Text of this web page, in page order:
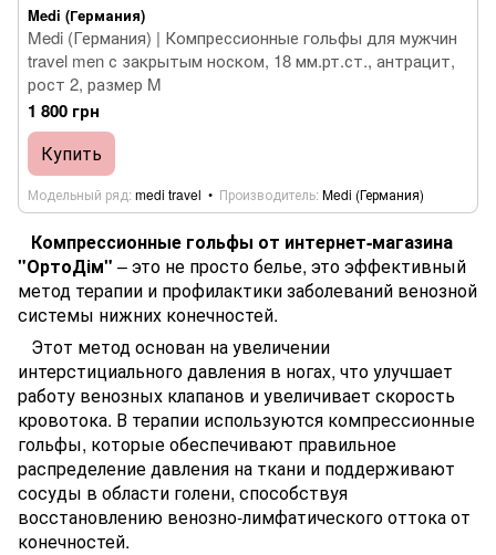
Medi (Германия)
Medi (Германия) | Компрессионные гольфы для мужчин
travel men с закрытым носком, 18 мм.рт.ст., антрацит,
рост 2, размер M
1 800 грн
Купить
Модельный ряд medi travel Производитель Medi (Германия)
Компрессионные гольфы от интернет-магазина
"ОртоДім" – это не просто белье, это эффективный
метод терапии и профилактики заболеваний венозной
системы нижних конечностей.
Этот метод основан на увеличении
интерстициального давления в ногах, что улучшает
работу венозных клапанов и увеличивает скорость
кровотока. В терапии используются компрессионные
гольфы, которые обеспечивают правильное
распределение давления на ткани и поддерживают
сосуды в области голени, способствуя
восстановлению венозно-лимфатического оттока от
конечностей.